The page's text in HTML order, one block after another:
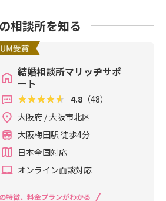
相談所を知る
結婚相談所マリッヂサポ
ート
4.8 （48）
大阪府 / 大阪市北区
大阪梅田駅 徒歩4分
日本全国対応
オンライン面談対応
特徴、料金プランがわかる